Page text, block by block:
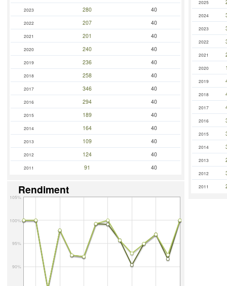
2025
2024
2023
2022
2021
2020
2019
2018
2017
2016
2015
2014
2013
2012
2011
2023 280 40
2022 207 40
2021 201 40
2020 240 40
2019 236 40
2018 258 40
2017 346 40
2016 294 40
2015 189 40
2014 164 40
2013 109 40
2012 124 40
2011 91 40
Rendiment
90%
95%
100%
105%